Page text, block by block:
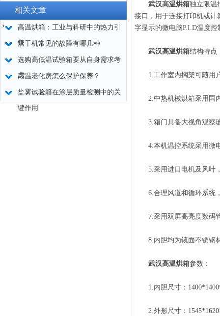
相关文章
高温烘箱：工业与科研中的热力引
擎
烘干机常见的故障有哪几种
选购高低温试验箱要从自身需求考
虑
高温老化房怎么保护保养？
盐雾试验箱在涂层质量检测中的关
键作用
武汉高温烘箱独立限温
接口，用于连接打印机或
字显示的微电脑P.I.D温度
武汉高温烘箱结构特点
1.工作室内搁架可随用户
2.中热机械烘箱采用国内
3.箱门具备大视角观察玻
4.本机温控系统采用微电
5.采用进口电机及风叶，
6.合理风道和循环系统
7.采用双屏高亮度数码管
8.内胆均为镜面不锈钢材
武汉高温烘箱参数：
1.内胆尺寸：
2.外形尺寸：